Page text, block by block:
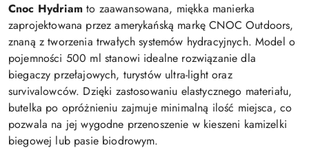
Cnoc Hydriamto zaawansowana, miękka manierka
zaprojektowana przez amerykańską markę CNOC Outdoors,
znaną z tworzenia trwałych systemów hydracyjnych. Model o
pojemności 500 ml stanowi idealne rozwiązanie dla
biegaczy przełajowych, turystów ultra-light oraz
survivalowców. Dzięki zastosowaniu elastycznego materiału,
butelka po opróżnieniu zajmuje minimalną ilość miejsca, co
pozwala na jej wygodne przenoszenie w kieszeni kamizelki
biegowej lub pasie biodrowym.